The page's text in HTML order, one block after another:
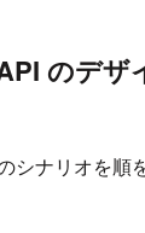
のデザ
ナリオを順